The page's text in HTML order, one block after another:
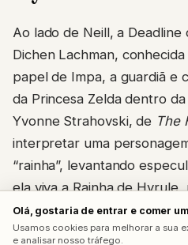
Ao lado de Neill, a
Dichen Lachman,
papel de Impa, a guardiã e
da Princesa Zelda dentro
Yvonne Strahovski, de The
interpretar uma
“rainha”, levantando
ela viva a Rainha de
própria Zelda.
Olá, gostaria de entrar e comer
Usamos cookies para melhorar a sua
e analisar nosso tráfego.